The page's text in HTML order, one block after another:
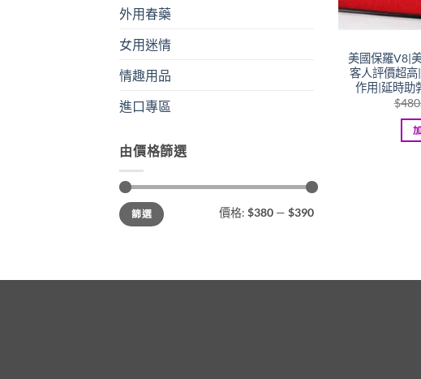
外用春藥
女用迷情
情趣用品
進口專區
由價格篩選
最
低
價
最
高
價
篩選 價格: $380 — $390
美國保羅V8|
客人評價超高
作用|延時助
$